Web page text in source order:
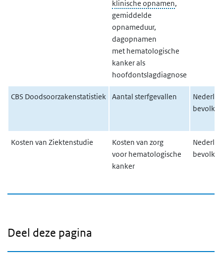
klinische opnamen,
gemiddelde
opnameduur,
dagopnamen
met hematologische
kanker als
hoofdontslagdiagnose
CBS Doodsoorzakenstatistiek Aantal sterfgevallen
Kosten van Ziektenstudie
Kosten van zorg
voor hematologische
kanker
Deel deze pagina